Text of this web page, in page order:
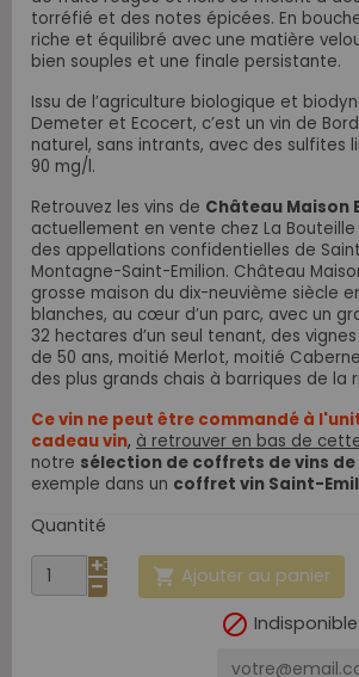
torréfié et des notes épicées. En
riche et équilibré avec une matière
bien souples et une finale persistante.
Issu de l’agriculture biologique et
Demeter et Ecocert, c’est un vin de
naturel, sans intrants, avec des sulfites
90 mg/l.
Retrouvez les vins de Château Maison
actuellement en vente chez La
des appellations confidentielles de
Montagne-Saint-Emilion. Château
grosse maison du dix-neuvième siècle
blanches, au cœur d’un parc, avec un
32 hectares d’un seul tenant, des
de 50 ans, moitié Merlot, moitié
des plus grands chais à barriques de la
Ce vin ne peut être commandé à
cadeau vin, à retrouver en bas de
notre sélection de coffrets de vins de
exemple dans un coffret vin Saint-
Quantité
 Ajouter au panier
